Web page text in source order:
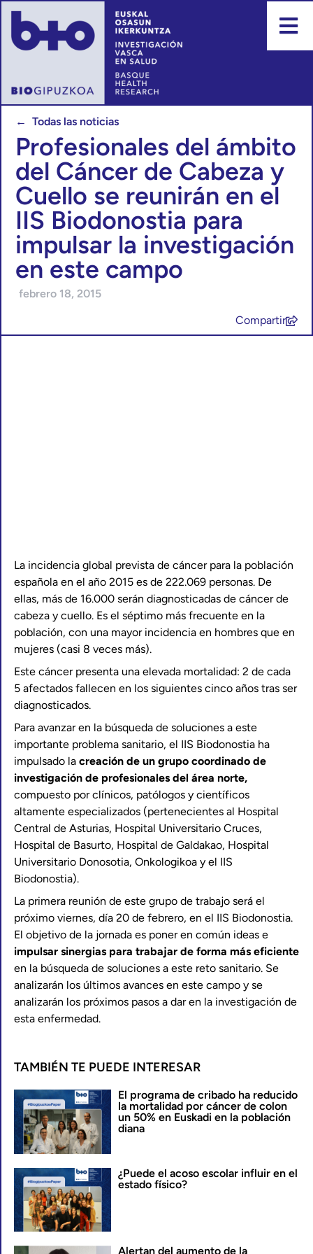
← Todas las noticias
Profesionales del ámbito
del Cáncer de Cabeza y
Cuello se reunirán en el
IIS Biodonostia para
impulsar la investigación
en este campo
febrero 18, 2015
Compartir
La incidencia global prevista de cáncer para la población
española en el año 2015 es de 222.069 personas. De
ellas, más de 16.000 serán diagnosticadas de cáncer de
cabeza y cuello. Es el séptimo más frecuente en la
población, con una mayor incidencia en hombres que en
mujeres (casi 8 veces más).
Este cáncer presenta una elevada mortalidad: 2 de cada
5 afectados fallecen en los siguientes cinco años tras ser
diagnosticados.
Para avanzar en la búsqueda de soluciones a este
importante problema sanitario, el IIS Biodonostia ha
impulsado la creación de un grupo coordinado de
investigación de profesionales del área norte,
compuesto por clínicos, patólogos y científicos
altamente especializados (pertenecientes al Hospital
Central de Asturias, Hospital Universitario Cruces,
Hospital de Basurto, Hospital de Galdakao, Hospital
Universitario Donosotia, Onkologikoa y el IIS
Biodonostia).
La primera reunión de este grupo de trabajo será el
próximo viernes, día 20 de febrero, en el IIS Biodonostia.
El objetivo de la jornada es poner en común ideas e
impulsar sinergias para trabajar de forma más eficiente
en la búsqueda de soluciones a este reto sanitario. Se
analizarán los últimos avances en este campo y se
analizarán los próximos pasos a dar en la investigación de
esta enfermedad.
TAMBIÉN TE PUEDE INTERESAR
El programa de cribado ha reducido
la mortalidad por cáncer de colon
un 50% en Euskadi en la población
diana
¿Puede el acoso escolar influir en el
estado físico?
Alertan del aumento de la